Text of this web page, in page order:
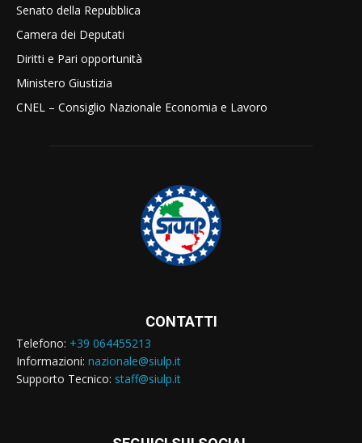
Senato della Repubblica
Camera dei Deputati
Diritti e Pari opportunità
Ministero Giustizia
CNEL – Consiglio Nazionale Economia e Lavoro
CONTATTI
Telefono: +39 064455213
Informazioni: nazionale@siulp.it
Supporto Tecnico: staff@siulp.it